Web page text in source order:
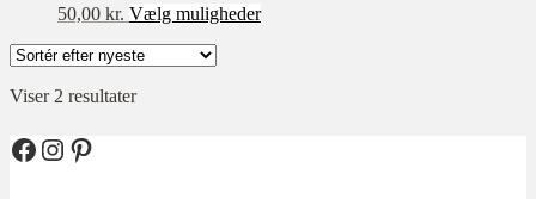
Sværhedsgrad
★★★☆☆
kan
50,00 kr. Vælg mulighederDette
Viser 2 resultaterSorteret
Facebook
Instagram
Pinterest